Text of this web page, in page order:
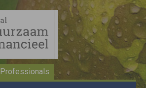
Professionals